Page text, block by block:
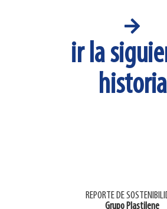
ir la
historia
REPORTE DE
Grupo Plastilene